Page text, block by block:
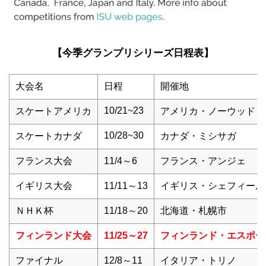
【今季グランプリシリーズ日程表】
大会名 日程 開催地
スケートアメリカ 10/21~23 アメリカ・ノーウッド
スケートカナダ 10/28~30 カナダ・ミシサガ
フランス大会 11/4～6 フランス・アンジェ
イギリス大会 11/11～13 イギリス・シェフィー
ＮＨＫ杯 11/18～20 北海道・札幌市
フィンランド大会 11/25～27 フィンランド・エスポー
ファイナル 12/8～11 イタリア・トリノ